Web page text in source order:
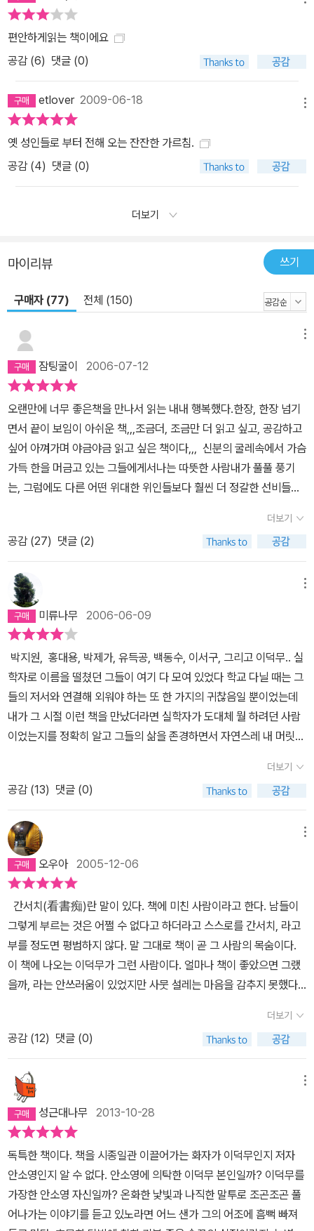
편안하게읽는 책이에요
공감 (6) 댓글 (0)
etlover2009-06-18
옛 성인들로 부터 전해 오는 잔잔한 가르침.
공감 (4) 댓글 (0)
더보기
마이리뷰 쓰기
구매자 (77) 전체 (150)
잠팅굴이 2006-07-12
오랜만에 너무 좋은책을 만나서 읽는 내내 행복했다.한장, 한장 넘기
면서 끝이 보임이 아쉬운 책,,,조금더, 조금만 더 읽고 싶고, 공감하고
싶어 아껴가며 야금야금 읽고 싶은 책이다,,, 신분의 굴레속에서 가슴
가득 한을 머금고 있는 그들에게서나는 따뜻한 사람내가 풀풀 풍기
는, 그럼에도 다른 어떤 위대한 위인들보다 훨씬 더 정갈한 선비들의
비롯해서 벗하나, 하나 모두가 자신이 가치있다고 여겨지는 것을 향
해, 심지어 사람들이 비웃더라도 괘념치 않고 모든 열정을 쏟고 있는
모습을 볼때 나는 한없이 작아지는 나를 느꼈다... 자신이 옳다고 생각
하는것을 끝없이 추진하는 모습들이란,,, 특히 결국엔 발해고를 편찬
하기에 이르는 유득공과, 북학의를 저술한 박제가의 모습에서 올바
른 신념을 가지는 것과 그 신념을 지키는것, 그리고,, 그 신념을 실천
하는 것이 얼마나 아름다운, 그리고 의미있는 일인지에 대해서 다시
한번 진지하게 생각하게 되었다. 그들의 열정이 나는 너무 부럽다. 너
무 존경스럽다...너무 부끄럽다... 다른 한편으로는,,벗의 사귐에 있어
서 그들은 얼마나 따뜻한가...?또 얼마나 배려가 있는가?끼니 때문에
아끼는 책을 팔아야 했던 이덕무를 위로하기 위해 자신의 책을 팔아
술을 대접하는 유득공의 모습은 얼마나 아름다운가? 단것을 좋아하
는 이덕무를 위해 단맛이 나는 모든 음식은 싸가지고 오는 친구들의
그 마음씀씀이 하나가 나는 눈물나도록 정겨웠다.. 그들이 서로 의지
하는 섬김, 그리고 벗에 대한 배려 하나하나가 그들의 우정을 가치있
게 하는 것이다. 이 책의 특징에는 문장 하나하나가 마음에 확확 틀
어박혀 결국엔 줄을 하나도 칠수가 없을정도였다라는 것도 있지만,
이와는 별개로 국사시간에 배웠던 실학의 지존들이 너무나 가까운
모습으로, 한없이 인간적인 모습으로, 또한 한없는 열정을 쏟았는지
를 너무 자연스럽게 확인할수 있다는 것이다. [... 그러나 결국은 실학
은 이상에만 그쳐 실생활에 적용되지는 않았다.] 라는 국사책속의 한
줄은 단골시험 메뉴로 등장하는 소재이지만, 이를 실생활에 적용시키
기 위해 실학자들이 어떤 노력을 하였는지에 대해서는 실제 우리의
략한것을 좋아하는지,,, 기승전결이 뚜렷한 이책의 뒷부분에서과거,
현재, 미래를 생각하는 이덕무의 생각에서 나는 소름끼치는 공감을
느꼈다.. 이건 현재의 우리가, 내가 하던 생각이 아니던가? '하지만 말
이다, 어쩌면 저 아이들에게 우리 시대는 그저 흘러간 옛날이고, 우리
는 그저 옛사람으로만 남아 있게 되는 것은 아닐까. 옛날과 그때의 사
람들이 , 지금 우리에게 그러한 것 처럼. 우리가 웃고, 슬퍼하고, 탄식
하던 생생한 시간들은 '옛날'이란 이름으로 뭉뚱그려진 채 기억 저편
에서 가물가물해질지도 모른다. 이런 생각을 하니 어쩐지 서운하다'
이덕무님,,, 그러나 우리는 당신의 이 글로 인해 더욱더 당신들을 기억
할것입니다. 그리고 존경할것입니다. 당신들의 치열한 삶을 그대로
본받을것입니다. 그들은 이제 나의 우상이 되었다.
더보기
공감 (27) 댓글 (2)
미류나무 2006-06-09
박지원, 홍대용, 박제가, 유득공, 백동수, 이서구, 그리고 이덕무.. 실
학자로 이름을 떨쳤던 그들이 여기 다 모여 있었다 학교 다닐 때는 그
들의 저서와 연결해 외워야 하는 또 한 가지의 귀찮음일 뿐이었는데
내가 그 시절 이런 책을 만났더라면 실학자가 도대체 뭘 하려던 사람
이었는지를 정확히 알고 그들의 삶을 존경하면서 자연스레 내 머릿속
중학생이 된 친구들이라면 한 번 쯤 읽어보라고 권하고 싶은 책이다.
서자로 태어나 세상의 빛을 보지 못하고 우울함을 책으로 달래던 그
들이 규장각 검서관이 되면서 이덕무의 말을 빌어 '쓰일 곳을 찾게 되
면서 부터' 행복해하는 그 모습도 보기 좋거니와 연경으로 가는 사신
의 일행이 되어 중국 문물을 보고 어찌 배워야 할 것인가를 고민하는
모습 벗들과 함께 책 이야기를 밤을 새우는 모습도 모두 가슴 먹먹해
지도록 아름답다 이런 친구들과 평생을 지내다가 세상을 하직한 이
덕무는 얼마나 행복한 사람이었던가 오늘은 <열하일기>나 다시 꺼내
읽어야겠다
더보기
공감 (13) 댓글 (0)
오우아2005-12-06
간서치(看書痴)란 말이 있다. 책에 미친 사람이라고 한다. 남들이
그렇게 부르는 것은 어쩔 수 없다고 하더라고 스스로를 간서치, 라고
부를 정도면 평범하지 않다. 말 그대로 책이 곧 그 사람의 목숨이다.
이 책에 나오는 이덕무가 그런 사람이다. 얼마나 책이 좋았으면 그랬
을까, 라는 안쓰러움이 있었지만 사뭇 설레는 마음을 감추지 못했다.
역사속의 인물과 마주대하는 일이 천편일률적이라는 답답함에서 벗
어나고 싶었다. 그동안 우리는 역사라는 이름 속에서 역사적으로 유
명한 인물을 가두어 버렸다. 단지 역사적인 정보를 머릿속에 기억하
다보니 정작 그들의 삶은 늘 그림자에 가려져 왔다. 즉 역사라는 잿빛
구름에 가려 과거 이 땅에서 살았던 사람들의 일상사는 오랫동안 햇
빛을 보지 못했다. 따라서 그 눅눅함이 어느 정도인지 우리는 짐작할
수도 없었다. 이럴 때 이덕무의 삶을 되돌아보고 있는 이 책은 충분히
읽어볼만한 가치가 있다. 이 책은 『삼국사기』와 같은 정통 역사서는
아니다. 그보다는『삼국유사』에 가깝다. 부드럽고 유쾌하게 해서 읽는
맛이 난다. 이덕무라는 아웃사이더 지식인의 애환을 통해서 18세기
당시의 사회상을 엿볼 수 있다. 하지만 이것이 이덕무의 진면목은 아
더보기
공감 (12) 댓글 (0)
성근대나무 2013-10-28
독특한 책이다. 책을 시종일관 이끌어가는 화자가 이덕무인지 저자
안소영인지 알 수 없다. 안소영에 의탁한 이덕무 본인일까? 이덕무를
가장한 안소영 자신일까? 온화한 낯빛과 나직한 말투로 조곤조곤 풀
어나가는 이야기를 듣고 있노라면 어느 샌가 그의 어조에 흠뻑 빠져